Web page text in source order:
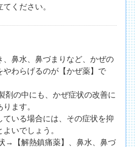
ください。
、鼻水、鼻づまりなど、かぜの
やわらげるのが【かぜ薬】で
の中にも、かぜ症状の改善に
ます。
ている場合には、その症状を抑
いでしょう。
→【解熱鎮痛薬】、鼻水、鼻づ